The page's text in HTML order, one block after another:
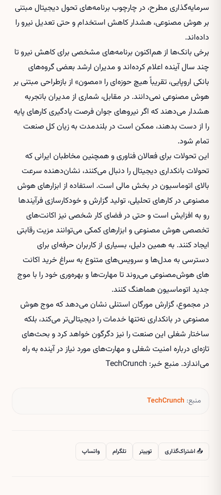
سرمایه‌گذاری مطرح، در چارچوب برنامه‌های تحول دیجیتال مبتنی
بر هوش مصنوعی، هشدار کاهش استخدام و حتی تعدیل نیرو را
داده‌اند.
برخی بانک‌ها از هم‌اکنون برنامه‌های مشخصی برای کاهش نیرو تا
چند سال آینده اعلام کرده‌اند و مدیران ارشد بعضی گروه‌های
بانکی اروپایی، تقریباً هیچ حوزه‌ای را «مصون» از بازطراحی مبتنی بر
هوش مصنوعی نمی‌دانند. در مقابل، شماری از مدیران باتجربه
هشدار می‌دهند که اگر نیروهای جوان فرصت یادگیری کارهای پایه
را از دست بدهند، ممکن است در بلندمدت به زیان کل صنعت
تمام شود.
این تحولات برای فعالان فناوری و همچنین مخاطبان ایرانی که
تحولات بانکداری دیجیتال را دنبال می‌کنند، نشان‌دهنده سرعت
بالای اتوماسیون در بخش مالی است. استفاده از ابزارهای هوش
مصنوعی در کارهای تحلیلی، تولید گزارش و خودکارسازی فرآیندها
رو به افزایش است و حتی در فضای کار شخصی نیز اکانت‌های
تخصصی هوش مصنوعی و ابزارهای کمکی می‌توانند مزیت رقابتی
ایجاد کنند. به همین دلیل، بسیاری از کاربران حرفه‌ای برای
دسترسی به مدل‌ها و سرویس‌های متنوع به سراغ خرید اکانت
های هوش‌مصنوعی می‌روند تا مهارت‌ها و بهره‌وری خود را با موج
جدید اتوماسیون هماهنگ کنند.
در مجموع، گزارش مورگان استنلی نشان می‌دهد که موج هوش
مصنوعی در بانکداری نه‌تنها خدمات را دیجیتالی‌تر می‌کند، بلکه
ساختار شغلی این صنعت را نیز دگرگون خواهد کرد و بحث‌های
تازه‌ای درباره امنیت شغلی و مهارت‌های مورد نیاز در آینده به راه
می‌اندازد. منبع خبر: TechCrunch
منبع: TechCrunch
📤 اشتراک‌گذاری توییتر تلگرام واتساپ